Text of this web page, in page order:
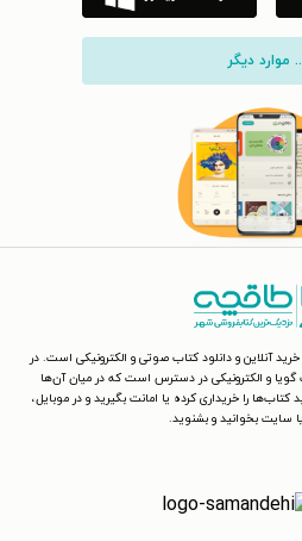
موارد دیگر
آنلاین و دانلود کتاب صوتی و الکترونیکی است. در
گویا و الکترونیکی در دسترس است که در میان آن‌ها
را خریداری کرده یا امانت بگیرید و در موبایل،
یا سایت بخوانید و بشنوید.